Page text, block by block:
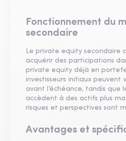
Fonctionnement du
secondaire
Le private equity secondaire
acquérir des participations
private equity déjà en
investisseurs initiaux peuvent
avant l’échéance, tandis que
accèdent à des actifs plus
risques et perspectives sont
Avantages et